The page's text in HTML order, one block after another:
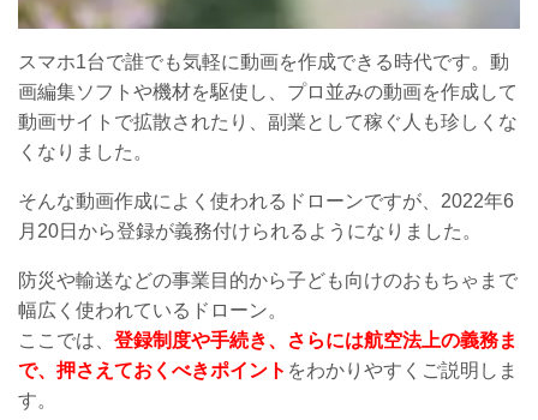
スマホ1台で誰でも気軽に動画を作成できる時代です。動
画編集ソフトや機材を駆使し、プロ並みの動画を作成して
動画サイトで拡散されたり、副業として稼ぐ人も珍しくな
くなりました。
そんな動画作成によく使われるドローンですが、2022年6
月20日から登録が義務付けられるようになりました。
防災や輸送などの事業目的から子ども向けのおもちゃまで
幅広く使われているドローン。
ここでは、 登録制度や手続き、さらには航空法上の義務ま
で、押さえておくべきポイント をわかりやすくご説明しま
す。